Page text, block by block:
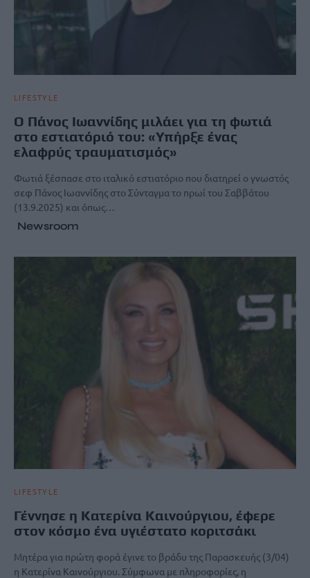
LIFESTYLE
Ο Πάνος Ιωαννίδης μιλάει για τη φωτιά
στο εστιατόριό του: «Υπήρξε ένας
ελαφρύς τραυματισμός»
Φωτιά ξέσπασε στο ιταλικό εστιατόριο που διατηρεί ο γνωστός
σεφ Πάνος Ιωαννίδης στο Σύνταγμα το πρωί του Σαββάτου
(13.9.2025) και όπως…
Newsroom
LIFESTYLE
Γέννησε η Κατερίνα Καινούργιου, έφερε
στον κόσμο ένα υγιέστατο κοριτσάκι
Μητέρα για πρώτη φορά έγινε το βράδυ της Παρασκευής (3/04)
η Κατερίνα Καινούργιου. Σύμφωνα με πληροφορίες, η